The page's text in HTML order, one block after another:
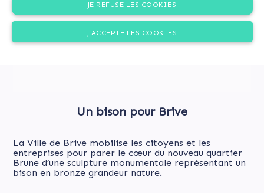
JE REFUSE LES COOKIES
J'ACCEPTE LES COOKIES
Un bison pour Brive
La Ville de Brive mobilise les citoyens et les
entreprises pour parer le cœur du nouveau quartier
Brune d’une sculpture monumentale représentant un
bison en bronze grandeur nature.